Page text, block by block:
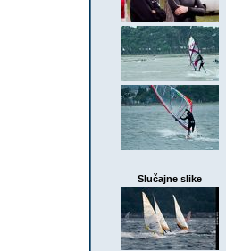
Slučajne slike